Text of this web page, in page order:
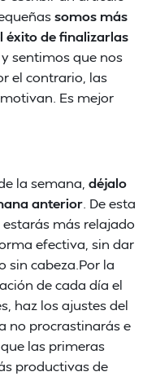
somos más
éxito de finalizarlas
y sentimos que nos
el contrario, las
Es mejor
la semana, déjalo
anterior . De esta
más relajado
efectiva, sin dar
sin cabeza.Por la
de cada día el
haz los ajustes del
no procrastinarás e
las primeras
productivas de